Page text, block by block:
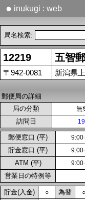
● inukugi : web
局名検索:
12219 五智
〒942-0081 新潟県
郵便局の詳細
局の分類
無
訪問日
郵便窓口 (平) 9:00
貯金窓口 (平) 9:00
ATM (平) 9:00
営業日の特例等
貯金(入金) ○ 為替 ○